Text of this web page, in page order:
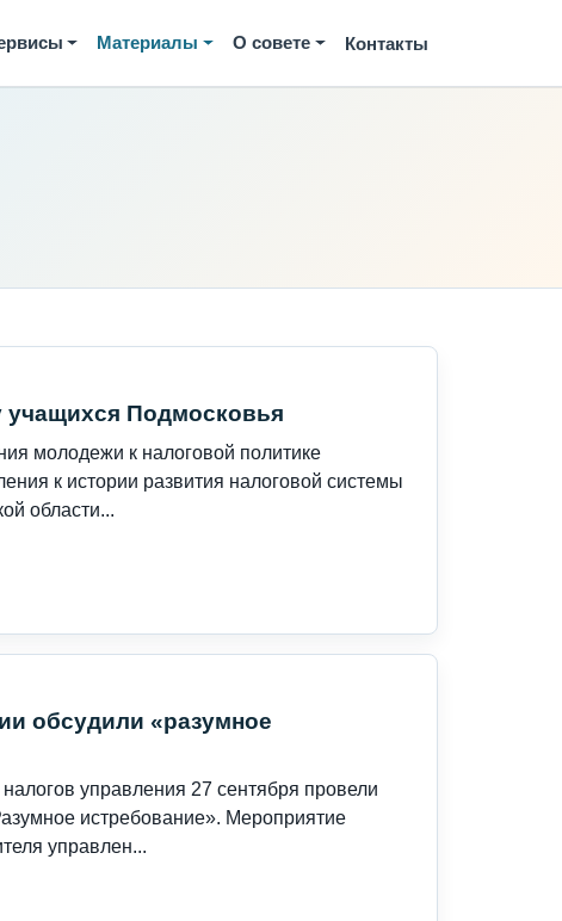
Материалы О совете Контакты
учащихся Подмосковья
молодежи к налоговой политике
к истории развития налоговой системы
области...
обсудили «разумное
управления 27 сентября провели
истребование». Мероприятие
управлен...